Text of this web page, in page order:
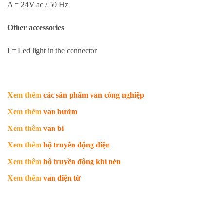
A = 24V ac / 50 Hz
Other accessories
I = Led light in the connector
Xem thêm các sản phẩm van công nghiệp
Xem thêm van bướm
Xem thêm van bi
Xem thêm bộ truyền động điện
Xem thêm bộ truyền động khí nén
Xem thêm van điện từ